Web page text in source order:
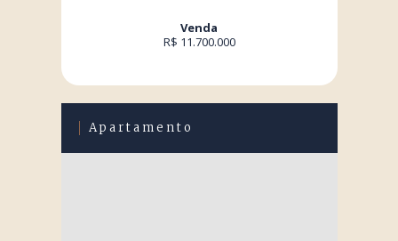
Venda
R$ 11.700.000
Apartamento